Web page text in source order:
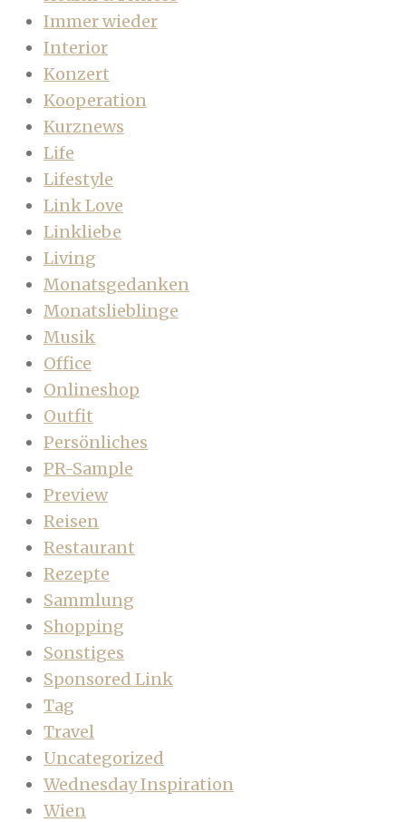
Immer wieder
Interior
Konzert
Kooperation
Kurznews
Life
Lifestyle
Link Love
Linkliebe
Living
Monatsgedanken
Monatslieblinge
Musik
Office
Onlineshop
Outfit
Persönliches
PR-Sample
Preview
Reisen
Restaurant
Rezepte
Sammlung
Shopping
Sonstiges
Sponsored Link
Tag
Travel
Uncategorized
Wednesday Inspiration
Wien